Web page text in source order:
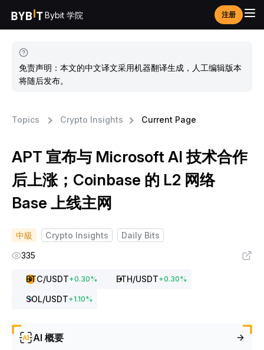
Bybit 学院 注册
免责声明：本文的中文译文采用机器翻译生成，人工编辑版本
将随后发布。
Topics Crypto Insights Current Page
APT 宣布与 Microsoft AI 技术合作
后上涨；Coinbase 的 L2 网络
Base 上线主网
中級 Crypto Insights
Daily Bits
335
BTC/USDT+0.30% ETH/USDT+0.30%
SOL/USDT+1.10%
AI 概要